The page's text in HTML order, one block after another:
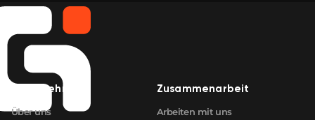
Unternehmen
Über uns
Zusammenarbeit
Arbeiten mit uns